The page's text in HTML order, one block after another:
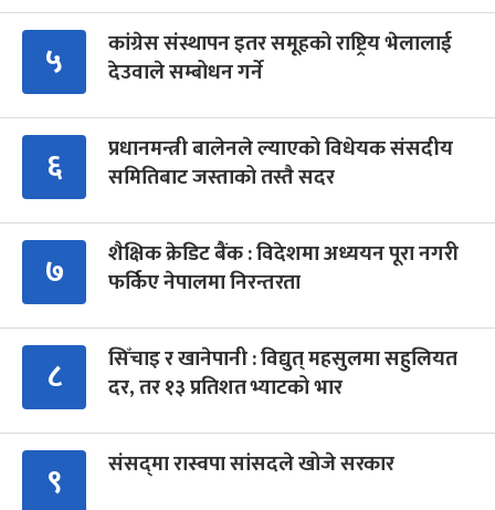
५
कांग्रेस संस्थापन इतर समूहको राष्ट्रिय भेलालाई
देउवाले सम्बोधन गर्ने
६
प्रधानमन्त्री बालेनले ल्याएको विधेयक संसदीय
समितिबाट जस्ताको तस्तै सदर
७
शैक्षिक क्रेडिट बैंक : विदेशमा अध्ययन पूरा नगरी
फर्किए नेपालमा निरन्तरता
८
सिँचाइ र खानेपानी : विद्युत् महसुलमा सहुलियत
दर, तर १३ प्रतिशत भ्याटको भार
९ संसद्‍मा रास्वपा सांसदले खोजे सरकार